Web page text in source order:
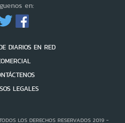
en:
DIARIOS EN RED
LEGALES
LOS DERECHOS RESERVADOS 2019 -